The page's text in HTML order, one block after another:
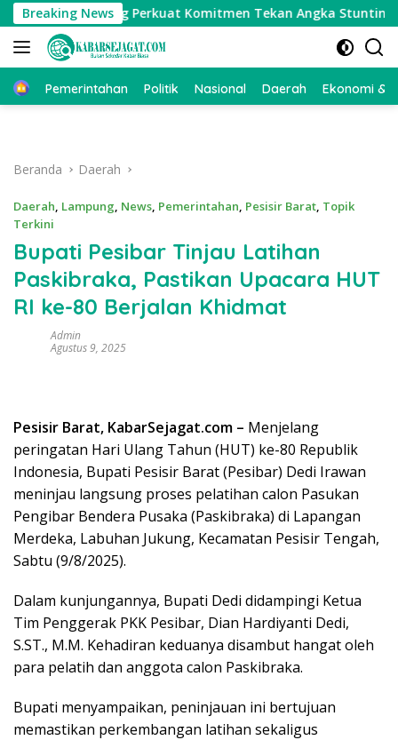
Langsung
ke
konten
Breaking News
Stunting Perkuat Komitmen Tekan Angka Stunting, Dan
Beranda
Pemerintahan Politik Nasional Daerah Ekonomi &
Beranda Daerah
Daerah, Lampung, News, Pemerintahan, Pesisir Barat, Topik
Terkini
Bupati Pesibar Tinjau Latihan
Paskibraka, Pastikan Upacara HUT
RI ke-80 Berjalan Khidmat
Admin
Agustus 9, 2025
Pesisir Barat, KabarSejagat.com – Menjelang
peringatan Hari Ulang Tahun (HUT) ke-80 Republik
Indonesia, Bupati Pesisir Barat (Pesibar) Dedi Irawan
meninjau langsung proses pelatihan calon Pasukan
Pengibar Bendera Pusaka (Paskibraka) di Lapangan
Merdeka, Labuhan Jukung, Kecamatan Pesisir Tengah,
Sabtu (9/8/2025).
Dalam kunjungannya, Bupati Dedi didampingi Ketua
Tim Penggerak PKK Pesibar, Dian Hardiyanti Dedi,
S.ST., M.M. Kehadiran keduanya disambut hangat oleh
para pelatih dan anggota calon Paskibraka.
Bupati menyampaikan, peninjauan ini bertujuan
memastikan perkembangan latihan sekaligus